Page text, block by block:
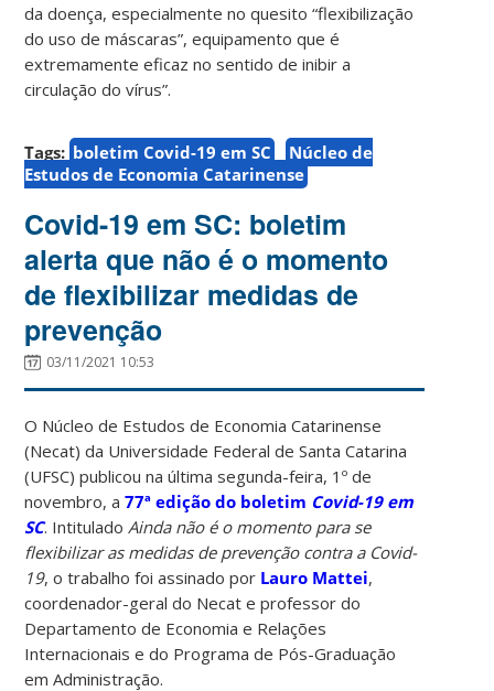
da doença, especialmente no quesito “flexibilização
do uso de máscaras”, equipamento que é
extremamente eficaz no sentido de inibir a
circulação do vírus”.
Tags: boletim Covid-19 em SC
Núcleo de
Estudos de Economia Catarinense
Covid-19 em SC: boletim
alerta que não é o momento
de flexibilizar medidas de
prevenção
03/11/2021 10:53
O Núcleo de Estudos de Economia Catarinense
(Necat) da Universidade Federal de Santa Catarina
(UFSC) publicou na última segunda-feira, 1º de
novembro, a77ª edição do boletim Covid-19 em
SC. Intitulado Ainda não é o momento para se
flexibilizar as medidas de prevenção contra a Covid-
19, o trabalho foi assinado por Lauro Mattei,
coordenador-geral do Necat e professor do
Departamento de Economia e Relações
Internacionais e do Programa de Pós-Graduação
em Administração.